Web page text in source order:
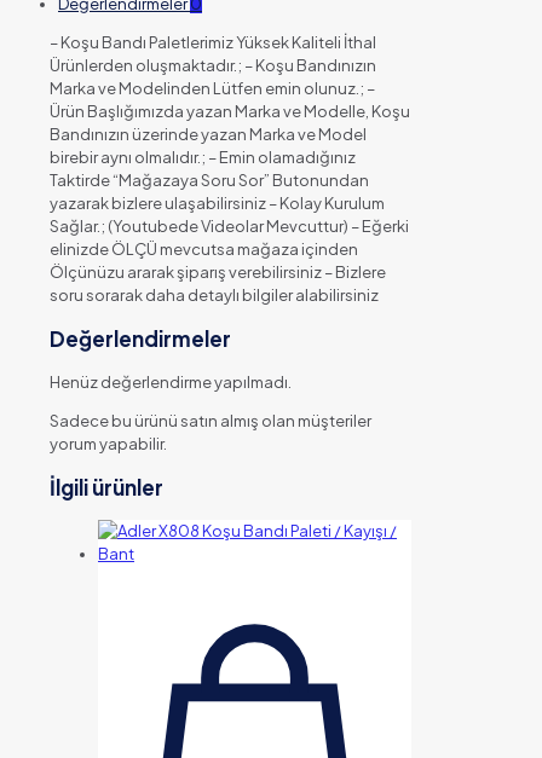
Değerlendirmeler0
– Koşu Bandı Paletlerimiz Yüksek Kaliteli İthal
Ürünlerden oluşmaktadır.; – Koşu Bandınızın
Marka ve Modelinden Lütfen emin olunuz.; –
Ürün Başlığımızda yazan Marka ve Modelle, Koşu
Bandınızın üzerinde yazan Marka ve Model
birebir aynı olmalıdır.; – Emin olamadığınız
Taktirde “Mağazaya Soru Sor” Butonundan
yazarak bizlere ulaşabilirsiniz – Kolay Kurulum
Sağlar.; (Youtubede Videolar Mevcuttur) – Eğerki
elinizde ÖLÇÜ mevcutsa mağaza içinden
Ölçünüzu ararak şiparış verebilirsiniz – Bizlere
soru sorarak daha detaylı bilgiler alabilirsiniz
Değerlendirmeler
Henüz değerlendirme yapılmadı.
Sadece bu ürünü satın almış olan müşteriler
yorum yapabilir.
İlgili ürünler